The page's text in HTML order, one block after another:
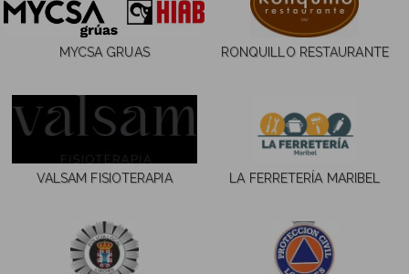
MYCSA GRUAS RONQUILLO RESTAURANTE
VALSAM FISIOTERAPIA LA FERRETERÍA MARIBEL